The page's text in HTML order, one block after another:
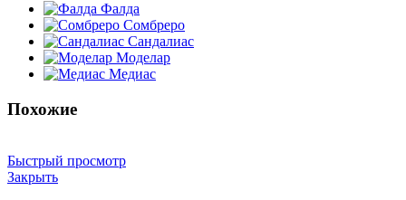
Фалда
Сомбреро
Сандалиас
Моделар
Медиас
Похожие
Быстрый просмотр
Закрыть